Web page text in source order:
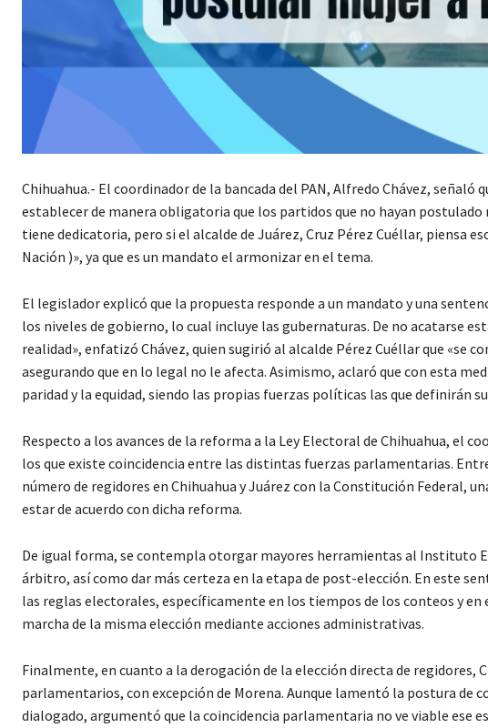
Chihuahua.- El coordinador de la bancada del PAN, Alfredo Chávez, señaló
establecer de manera obligatoria que los partidos que no hayan
tiene dedicatoria, pero si el alcalde de Juárez, Cruz Pérez Cuéllar, piensa
Nación )», ya que es un mandato el armonizar en el tema.
El legislador explicó que la propuesta responde a un mandato y una
los niveles de gobierno, lo cual incluye las gubernaturas. De no acatarse
realidad», enfatizó Chávez, quien sugirió al alcalde Pérez Cuéllar que «se
asegurando que en lo legal no le afecta. Asimismo, aclaró que con esta
paridad y la equidad, siendo las propias fuerzas políticas las que definirán
Respecto a los avances de la reforma a la Ley Electoral de Chihuahua, el
los que existe coincidencia entre las distintas fuerzas parlamentarias.
número de regidores en Chihuahua y Juárez con la Constitución Federal,
estar de acuerdo con dicha reforma.
De igual forma, se contempla otorgar mayores herramientas al Instituto
árbitro, así como dar más certeza en la etapa de post-elección. En este
las reglas electorales, específicamente en los tiempos de los conteos y
marcha de la misma elección mediante acciones administrativas.
Finalmente, en cuanto a la derogación de la elección directa de
parlamentarios, con excepción de Morena. Aunque lamentó la postura de
dialogado, argumentó que la coincidencia parlamentaria no ve viable ese